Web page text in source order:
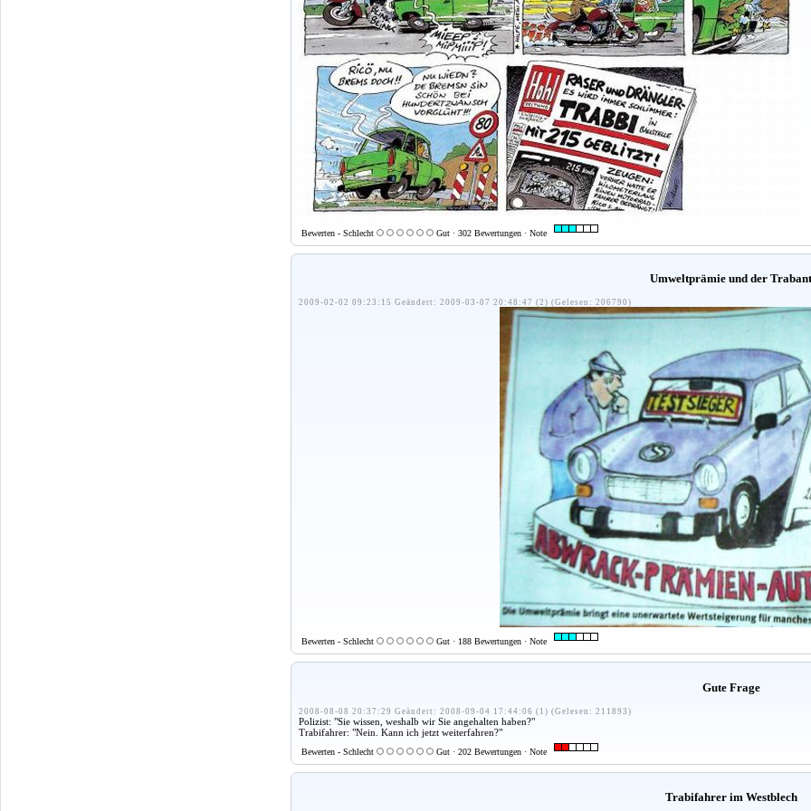
Bewerten - Schlecht Gut · 302 Bewertungen · Note
Umweltprämie und der
2009-02-02 09:23:15 Geändert: 2009-03-07 20:48:47 (2) (Gelesen: 206790)
Bewerten - Schlecht Gut · 188 Bewertungen · Note
Gute Frage
2008-08-08 20:37:29 Geändert: 2008-09-04 17:44:06 (1) (Gelesen: 211893)
Polizist: "Sie wissen, weshalb wir Sie angehalten haben?"
Trabifahrer: "Nein. Kann ich jetzt weiterfahren?"
Bewerten - Schlecht Gut · 202 Bewertungen · Note
Trabifahrer im Westblech